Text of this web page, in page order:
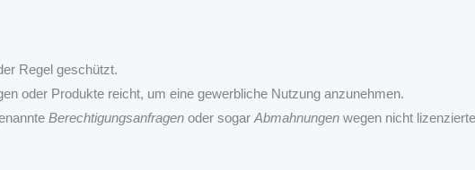
Regel geschützt.
oder Produkte reicht, um eine gewerbliche Nutzung anzunehmen.
Berechtigungsanfragen oder sogar Abmahnungen wegen nicht